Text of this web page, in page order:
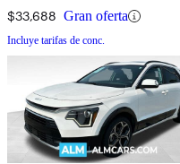
$33,688 Gran oferta
Incluye tarifas de conc.